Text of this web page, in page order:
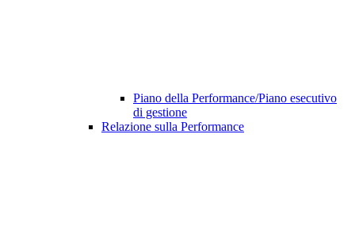
Piano della Performance/Piano esecutivo
di gestione
Relazione sulla Performance